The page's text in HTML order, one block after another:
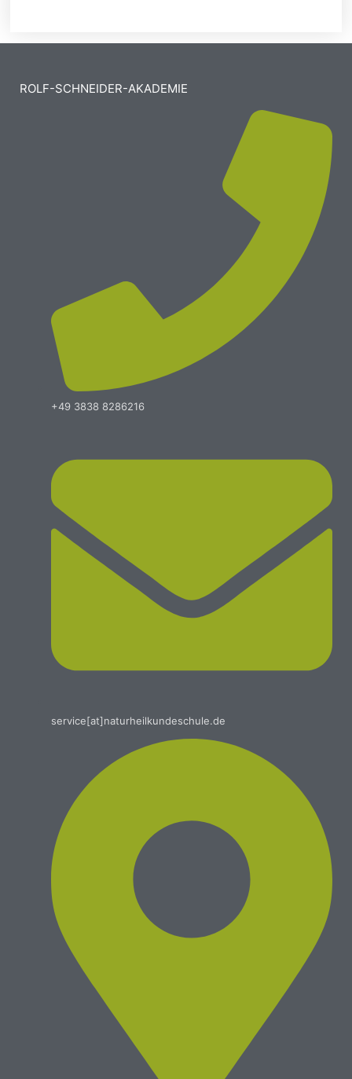
ROLF-SCHNEIDER-AKADEMIE
+49 3838 8286216
service[at]naturheilkundeschule.de